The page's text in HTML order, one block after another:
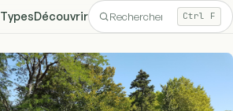
TypesDécouvrir Ctrl F